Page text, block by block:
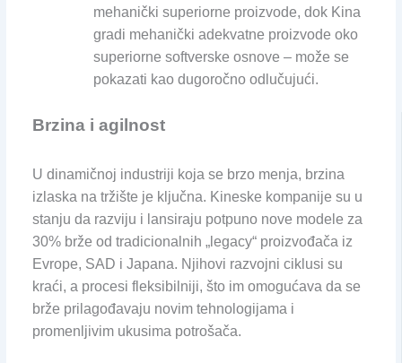
mehanički superiorne proizvode, dok Kina
gradi mehanički adekvatne proizvode oko
superiorne softverske osnove – može se
pokazati kao dugoročno odlučujući.
Brzina i agilnost
U dinamičnoj industriji koja se brzo menja, brzina
izlaska na tržište je ključna. Kineske kompanije su u
stanju da razviju i lansiraju potpuno nove modele za
30% brže od tradicionalnih „legacy“ proizvođača iz
Evrope, SAD i Japana. Njihovi razvojni ciklusi su
kraći, a procesi fleksibilniji, što im omogućava da se
brže prilagođavaju novim tehnologijama i
promenljivim ukusima potrošača.